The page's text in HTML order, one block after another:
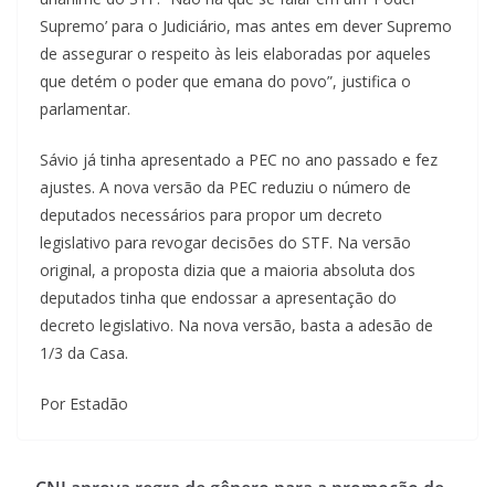
Supremo’ para o Judiciário, mas antes em dever Supremo
de assegurar o respeito às leis elaboradas por aqueles
que detém o poder que emana do povo”, justifica o
parlamentar.
Sávio já tinha apresentado a PEC no ano passado e fez
ajustes. A nova versão da PEC reduziu o número de
deputados necessários para propor um decreto
legislativo para revogar decisões do STF. Na versão
original, a proposta dizia que a maioria absoluta dos
deputados tinha que endossar a apresentação do
decreto legislativo. Na nova versão, basta a adesão de
1/3 da Casa.
Por Estadão